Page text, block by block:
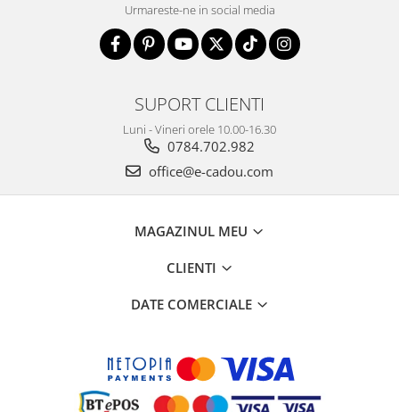
Urmareste-ne in social media
SUPORT CLIENTI
Luni - Vineri orele 10.00-16.30
0784.702.982
office@e-cadou.com
MAGAZINUL MEU
CLIENTI
DATE COMERCIALE